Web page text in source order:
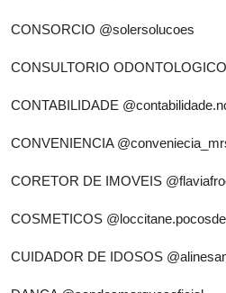
CONSORCIO @solersolucoes
CONSULTORIO ODONTOLOGICO
CONTABILIDADE
CONVENIENCIA
CORETOR DE IMOVEIS
COSMETICOS
CUIDADOR DE IDOSOS